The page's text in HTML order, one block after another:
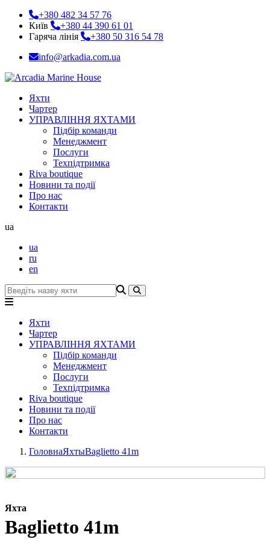
+380 482 34 57 76
Київ
+380 44 390 61 01
Гаряча лінія
+380 50 316 54 78
info@arkadia.com.ua
Яхти
Чартер
УПРАВЛІННЯ ЯХТАМИ
Підбір команди
Менеджмент
Послуги
Техпідтримка
Riva boutique
Новини та події
Про нас
Контакти
ua
ua
ru
en
Яхти
Чартер
УПРАВЛІННЯ ЯХТАМИ
Підбір команди
Менеджмент
Послуги
Техпідтримка
Riva boutique
Новини та події
Про нас
Контакти
ГоловнаЯхтыBaglietto 41m
Яхта
Baglietto 41m